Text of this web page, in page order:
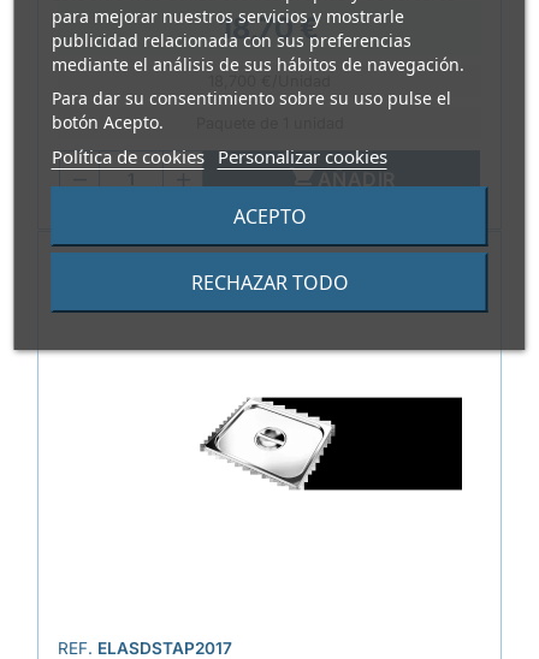
para mejorar nuestros servicios y mostrarle
publicidad relacionada con sus preferencias
mediante el análisis de sus hábitos de navegación.
Para dar su consentimiento sobre su uso pulse el
botón Acepto.
Política de cookies Personalizar cookies
RECHAZAR TODO
ACEPTO
18,70 €

REF. ELASDSTAP2017